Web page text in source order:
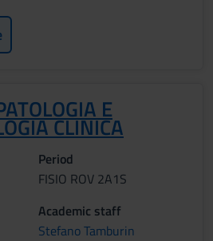
E
CLINICA
Period
FISIO ROV 2A1S
Academic staff
Stefano Tamburin